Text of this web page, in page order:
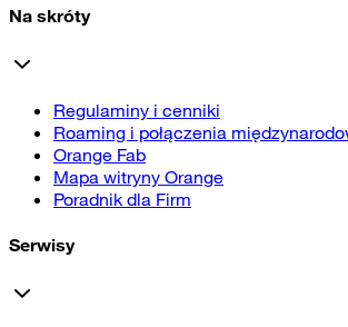
Na skróty
Regulaminy i cenniki
Roaming i połączenia
Orange Fab
Mapa witryny Orange
Poradnik dla Firm
Serwisy